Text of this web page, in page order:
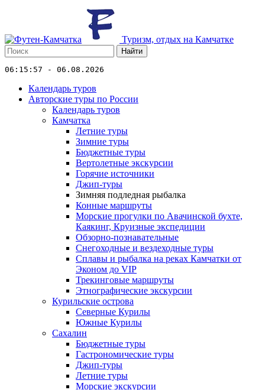
Туризм, отдых на Камчатке
Найти
06:15:57 - 06.08.2026
Календарь туров
Авторские туры по России
Календарь туров
Камчатка
Летние туры
Зимние туры
Бюджетные туры
Вертолетные экскурсии
Горячие источники
Джип-туры
Зимняя подледная рыбалка
Конные маршруты
Морские прогулки по Авачинской бухте,
Каякинг, Круизные экспедиции
Обзорно-познавательные
Снегоходные и вездеходные туры
Сплавы и рыбалка на реках Камчатки от
Эконом до VIP
Трекинговые маршруты
Этнографические экскурсии
Курильские острова
Северные Курилы
Южные Курилы
Сахалин
Бюджетные туры
Гастрономические туры
Джип-туры
Летние туры
Морские экскурсии